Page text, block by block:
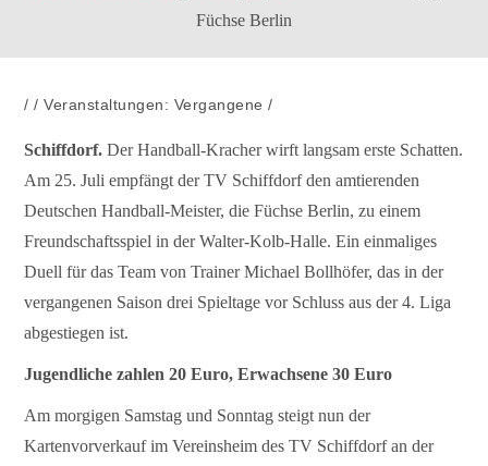
Füchse Berlin
//Veranstaltungen: Vergangene /
Schiffdorf. Der Handball-Kracher wirft langsam erste Schatten.
Am 25. Juli empfängt der TV Schiffdorf den amtierenden
Deutschen Handball-Meister, die Füchse Berlin, zu einem
Freundschaftsspiel in der Walter-Kolb-Halle. Ein einmaliges
Duell für das Team von Trainer Michael Bollhöfer, das in der
vergangenen Saison drei Spieltage vor Schluss aus der 4. Liga
abgestiegen ist.
Jugendliche zahlen 20 Euro, Erwachsene 30 Euro
Am morgigen Samstag und Sonntag steigt nun der
Kartenvorverkauf im Vereinsheim des TV Schiffdorf an der